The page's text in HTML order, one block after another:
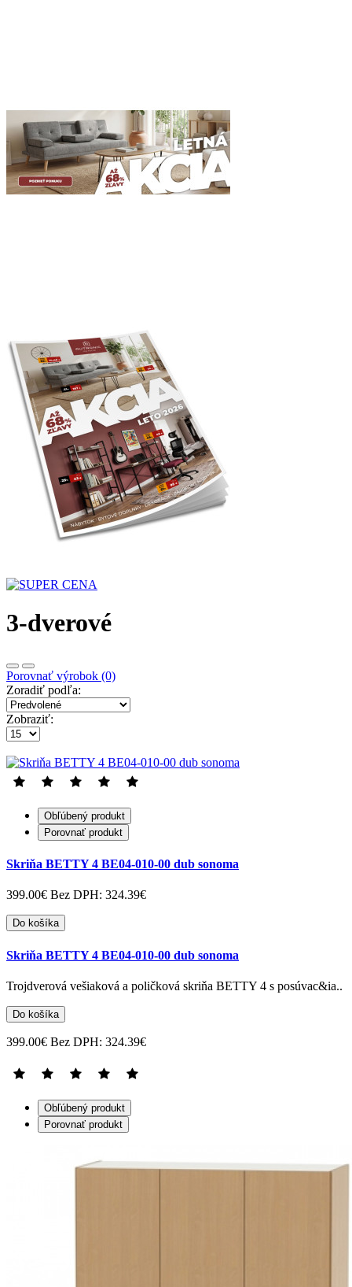
3-dverové
Porovnať výrobok (0)
Zoradiť podľa:
Zobraziť:
Obľúbený produkt
Porovnať produkt
Skriňa BETTY 4 BE04-010-00 dub sonoma
399.00€ Bez DPH: 324.39€
Do košíka
Skriňa BETTY 4 BE04-010-00 dub sonoma
Trojdverová vešiaková a poličková skriňa BETTY 4 s posúvac&ia..
Do košíka
399.00€ Bez DPH: 324.39€
Obľúbený produkt
Porovnať produkt